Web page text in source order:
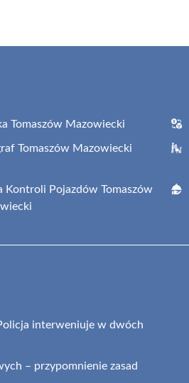
Tomaszów Mazowiecki
Tomaszów Mazowiecki
Kontroli Pojazdów Tomaszów
interweniuje w dwóch
– przypomnienie zasad